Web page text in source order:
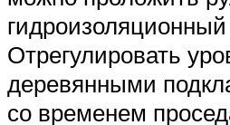
Отрегулировать
деревянными
со временем